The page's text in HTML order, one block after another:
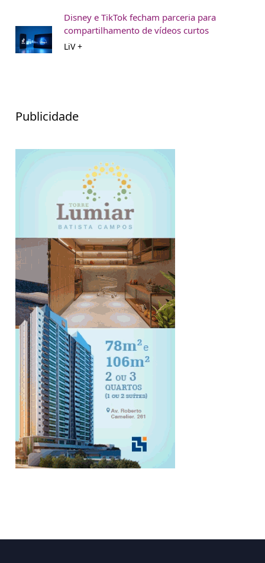
Disney e TikTok fecham parceria para
compartilhamento de vídeos curtos
LiV +
Publicidade